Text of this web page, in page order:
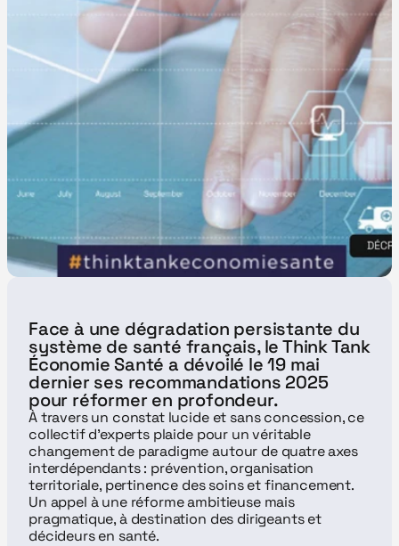
Face à une dégradation persistante du
système de santé français, le Think Tank
Économie Santé a dévoilé le 19 mai
dernier ses recommandations 2025
pour réformer en profondeur.
À travers un constat lucide et sans concession, ce
collectif d'experts plaide pour un véritable
changement de paradigme autour de quatre axes
interdépendants : prévention, organisation
territoriale, pertinence des soins et financement.
Un appel à une réforme ambitieuse mais
pragmatique, à destination des dirigeants et
décideurs en santé.